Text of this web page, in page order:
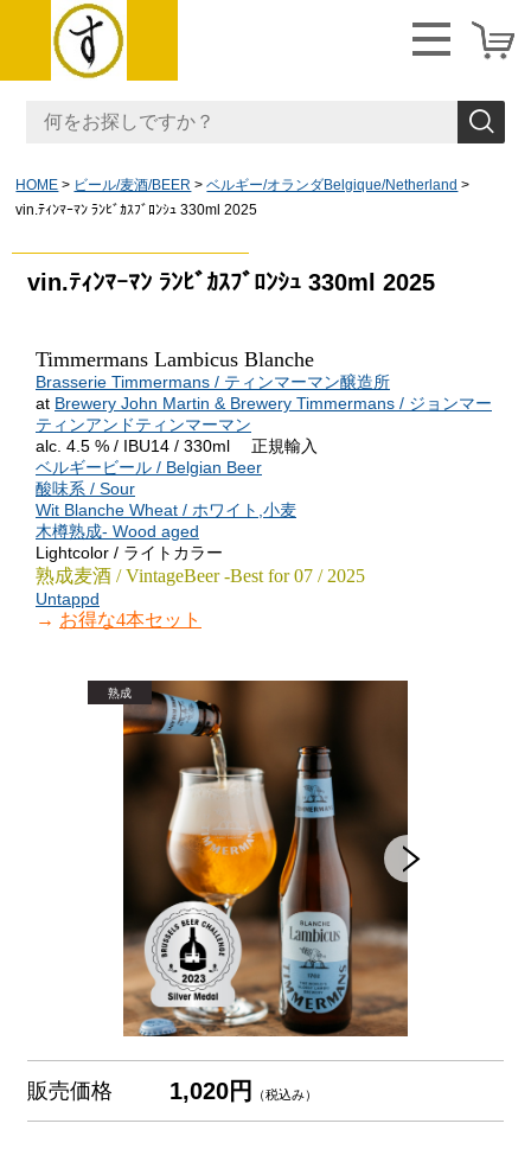
HOME ビール/麦酒/BEER
ベルギー/オランダBelgique/Netherland
vin.ﾃｨﾝﾏｰﾏﾝ ﾗﾝﾋﾞｶｽﾌﾞﾛﾝｼｭ 330ml 2025
vin.ﾃｨﾝﾏｰﾏﾝ ﾗﾝﾋﾞｶｽﾌﾞﾛﾝｼｭ 330ml 2025
Timmermans Lambicus Blanche
Brasserie Timmermans / ティンマーマン醸造所
at Brewery John Martin & Brewery Timmermans / ジョンマー
ティンアンドティンマーマン
alc. 4.5 % / IBU14 / 330ml 正規輸入
ベルギービール / Belgian Beer
酸味系 / Sour
Wit Blanche Wheat / ホワイト,小麦
木樽熟成- Wood aged
Lightcolor / ライトカラー
熟成麦酒 / VintageBeer -Best for 07 / 2025
Untappd
→ お得な4本セット
販売価格 1,020円 （税込み）